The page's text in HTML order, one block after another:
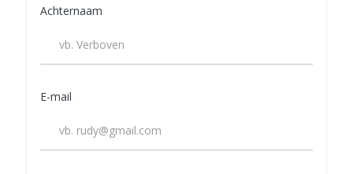
Achternaam
E-mail